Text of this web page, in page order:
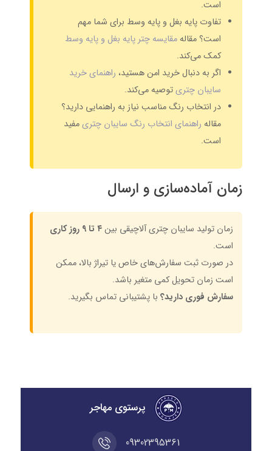
است.
تفاوت پایه بغل و پایه وسط برای شما مهم
است؟ مقاله مقایسه چتر پایه بغل و پایه وسط
کمک می‌کند.
اگر به دنبال خرید امن هستید، راهنمای خرید
سایبان چتریتوصیه می‌کند.
در انتخاب رنگ مناسب نیاز به راهنمایی دارید؟
مقاله راهنمای انتخاب رنگ سایبان چتریمفید
است.
زمان آماده‌سازی و ارسال
زمان تولید سایبان چتری آلاچیقی بین۴ تا ۹ روز کاری
است.
در صورت ثبت سفارش‌های خاص یا تیراژ بالا، ممکن
است زمان تحویل کمی متغیر باشد.
سفارش فوری دارید؟ با پشتیبانی تماس بگیرید.
پرستوی مهاجر
09302395361